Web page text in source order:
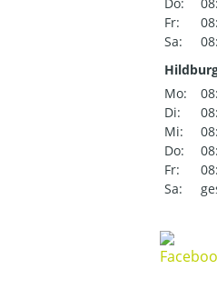
Do:
Fr:
Sa:
Mo:
Di:
Mi:
Do:
Fr:
Sa: